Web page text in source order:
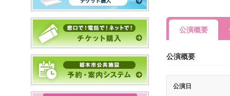
公演概要
公演概要
公演日